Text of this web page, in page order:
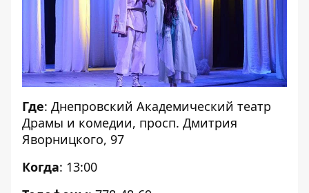
Где: Днепровский Академический театр
Драмы и комедии, просп. Дмитрия
Яворницкого, 97
Когда: 13:00